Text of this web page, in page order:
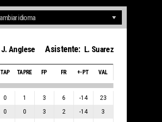
J. Anglese Asistente: L. Suarez
TAP TAPRE FP FR +-PT VAL
0 1 3 6 -14 23
0 0 3 2 -14 3